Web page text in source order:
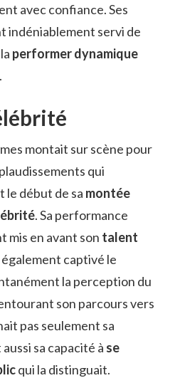
avec confiance. Ses
indéniablement servi de
performer dynamique
montait sur scène pour
qui
début de sa montée
. Sa performance
mis en avant son talent
également captivé le
la perception du
son parcours vers
pas seulement sa
sa capacité à se
qui la distinguait.